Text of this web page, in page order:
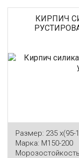
КИРПИЧ
Размер: 235 x(95-
Марка: М150-200